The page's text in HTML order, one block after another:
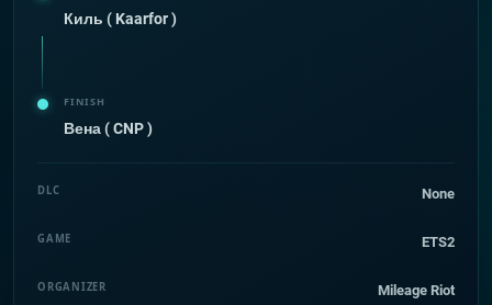
Киль ( Kaarfor )
FINISH
Вена ( CNP )
DLC None
GAME ETS2
ORGANIZER Mileage Riot